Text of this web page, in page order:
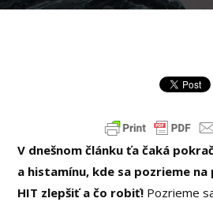
V dnešnom článku ťa čaká
a histamínu, kde sa pozrieme
HIT zlepšiť a čo robiť! Pozrieme